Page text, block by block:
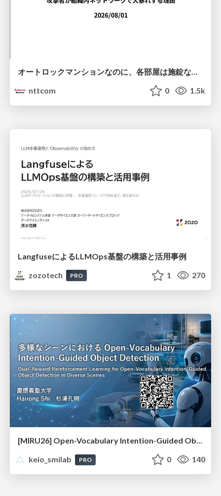
オートロックマンションなのに、各部屋は施錠なし！？ 攻撃者が組織内ネットワークで大暴れする理由 / The Front Door Is Locked, but the Rooms Are Wide Open: Why Attackers Move Freely Inside Enterprise Networks
nttcom
0 1.5k
LangfuseによるLLMOps基盤の構築と活用事例
zozotech
PRO 1 270
[MIRU26] Open-Vocabulary Intention-Guided Object Detection in Diverse Scenes
keio_smilab
PRO 0 140